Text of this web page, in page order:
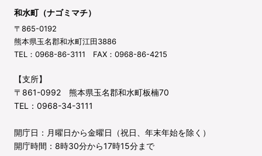
和水町（ナゴミマチ）
〒865-0192
熊本県玉名郡和水町江田3886
TEL：0968-86-3111 FAX：0968-86-4215
【支所】
〒861-0992 熊本県玉名郡和水町板楠70
TEL：0968-34-3111
開庁日：月曜日から金曜日（祝日、年末年始を除く）
開庁時間：8時30分から17時15分まで